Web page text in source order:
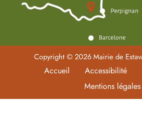
Copyright © 2026 Mairie de
Accueil Accessibilité
Mentions légales